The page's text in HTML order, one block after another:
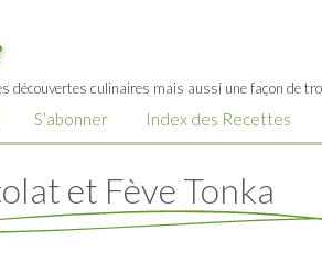
découvertes culinaires mais aussi une façon de
S’abonner Index des Recettes
et Fève Tonka